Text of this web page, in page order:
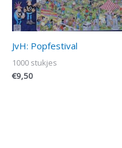
JvH: Popfestival
1000 stukjes
€9,50